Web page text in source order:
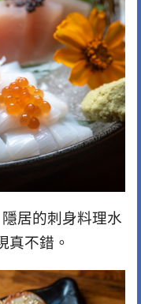
居的刺身料理水
真不錯。